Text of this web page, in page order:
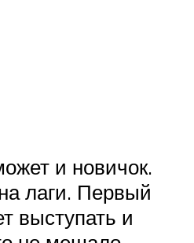
и новичок.
лаги. Первый
выступать и